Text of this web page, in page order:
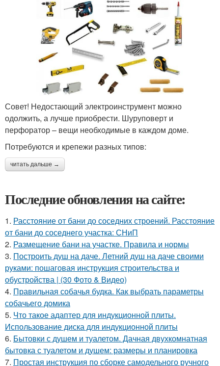
Совет! Недостающий электроинструмент можно
одолжить, а лучше приобрести. Шуруповерт и
перфоратор – вещи необходимые в каждом доме.
Потребуются и крепежи разных типов:
читать дальше →
Последние обновления на сайте:
1. Расстояние от бани до соседних строений. Расстояние
от бани до соседнего участка: СНиП
2. Размещение бани на участке. Правила и нормы
3. Построить душ на даче. Летний душ на даче своими
руками: пошаговая инструкция строительства и
обустройства | (30 Фото & Видео)
4. Правильная собачья будка. Как выбрать параметры
собачьего домика
5. Что такое адаптер для индукционной плиты.
Использование диска для индукционной плиты
6. Бытовки с душем и туалетом. Дачная двухкомнатная
бытовка с туалетом и душем: размеры и планировка
7. Простая инструкция по сборке самодельного ручного